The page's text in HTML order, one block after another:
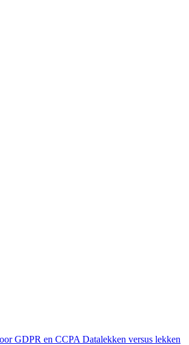
GDPR en CCPA Datalekken versus lekken